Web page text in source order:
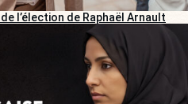
l’élection de Raphaël Arnault